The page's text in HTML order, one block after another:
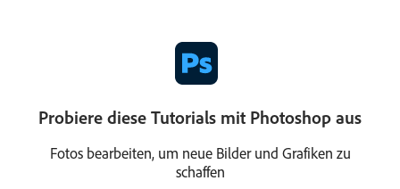
Probiere diese Tutorials mit Photoshop aus
Fotos bearbeiten, um neue Bilder und Grafiken zu
schaffen